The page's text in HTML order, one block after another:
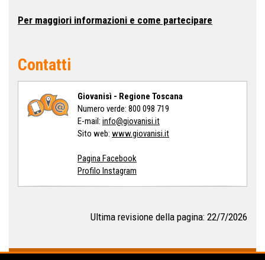
Per maggiori informazioni e come partecipare
Contatti
Giovanisì - Regione Toscana
Numero verde: 800 098 719
E-mail: info@giovanisi.it
Sito web: www.giovanisi.it
Pagina Facebook
Profilo Instagram
Ultima revisione della pagina: 22/7/2026